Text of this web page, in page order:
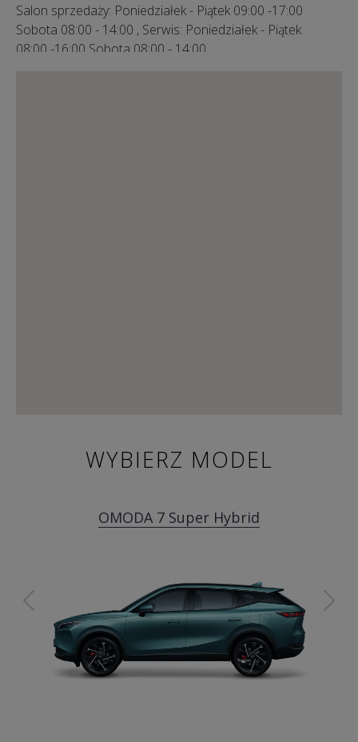
Salon sprzedaży: Poniedziałek - Piątek 09:00 -17:00
Sobota 08:00 - 14:00 , Serwis: Poniedziałek - Piątek
08:00 -16:00 Sobota 08:00 - 14:00
WYBIERZ MODEL
OMODA 7 Super Hybrid
Previous